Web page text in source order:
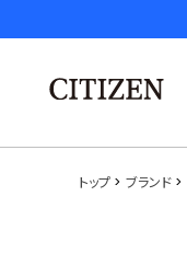
トップ ブランド